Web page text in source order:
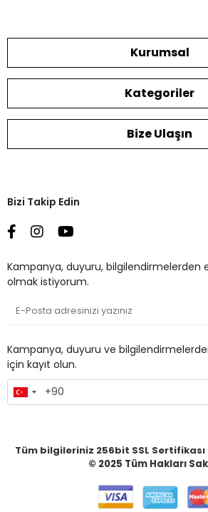
Kurumsal
Kategoriler
Bize Ulaşın
Bizi Takip Edin
Kampanya, duyuru, bilgilendirmelerden
olmak istiyorum.
Kampanya, duyuru ve
için kayıt olun.
Tüm bilgileriniz 256bit SSL
© 2025 Tüm Hakları